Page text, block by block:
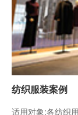
纺织服装案例
适用对象:各纺织